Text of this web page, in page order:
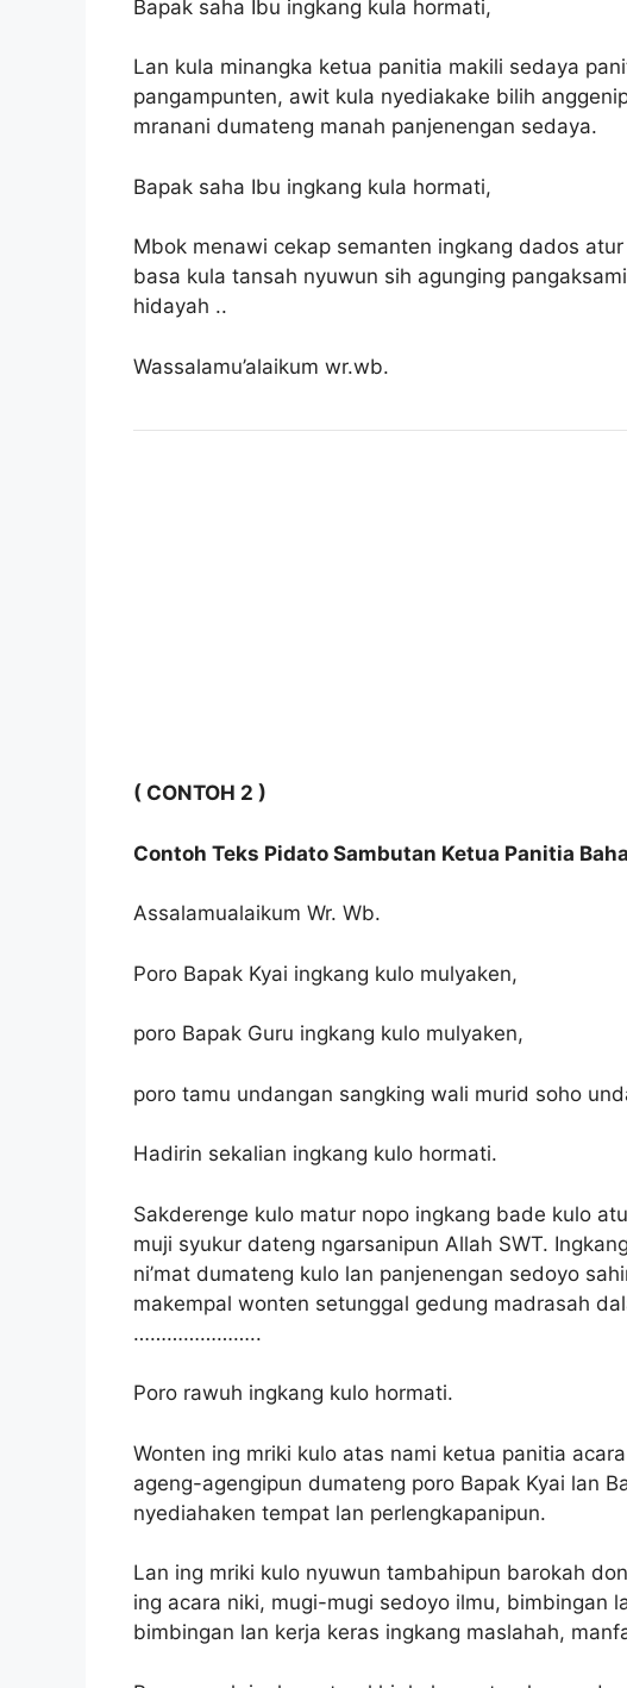
Bapak saha Ibu ingkang kula hormati,
Lan kula minangka ketua panitia makili sedaya
pangampunten, awit kula nyediakake bilih
mranani dumateng manah panjenengan sedaya.
Bapak saha Ibu ingkang kula hormati,
Mbok menawi cekap semanten ingkang dados
basa kula tansah nyuwun sih agunging
hidayah ..
Wassalamu’alaikum wr.wb.
( CONTOH 2 )
Contoh Teks Pidato Sambutan Ketua Panitia
Assalamualaikum Wr. Wb.
Poro Bapak Kyai ingkang kulo mulyaken,
poro Bapak Guru ingkang kulo mulyaken,
poro tamu undangan sangking wali murid soho
Hadirin sekalian ingkang kulo hormati.
Sakderenge kulo matur nopo ingkang bade kulo
muji syukur dateng ngarsanipun Allah SWT.
ni’mat dumateng kulo lan panjenengan sedoyo
makempal wonten setunggal gedung madrasah
…………………..
Poro rawuh ingkang kulo hormati.
Wonten ing mriki kulo atas nami ketua panitia
ageng-agengipun dumateng poro Bapak Kyai lan
nyediahaken tempat lan perlengkapanipun.
Lan ing mriki kulo nyuwun tambahipun barokah
ing acara niki, mugi-mugi sedoyo ilmu, bimbingan
bimbingan lan kerja keras ingkang maslahah,